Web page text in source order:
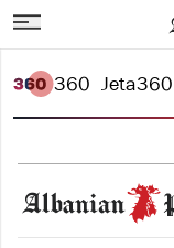
360 Jeta360